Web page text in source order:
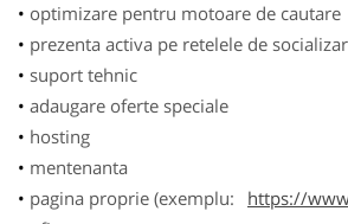
optimizare pentru motoare de cautare
prezenta activa pe retelele de
suport tehnic
adaugare oferte speciale
hosting
mentenanta
pagina proprie (exemplu:
https://